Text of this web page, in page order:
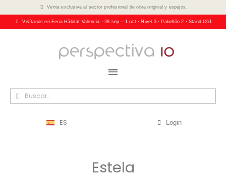
Venta exclusiva al sector profesional de obra original y espejos.
Visítanos en Feria Hábitat Valencia · 28 sep – 1 oct · Nivel 3 · Pabellón 2 · Stand C61
ES Login
Estela